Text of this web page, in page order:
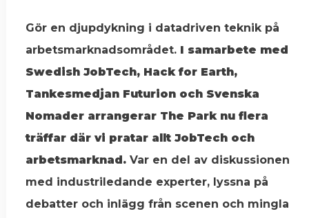
Gör en djupdykning i datadriven teknik på
arbetsmarknadsområdet. I samarbete med
Swedish JobTech, Hack for Earth,
Tankesmedjan Futurion och Svenska
Nomader arrangerar The Park nu flera
träffar där vi pratar allt JobTech och
arbetsmarknad. Var en del av diskussionen
med industriledande experter, lyssna på
debatter och inlägg från scenen och mingla